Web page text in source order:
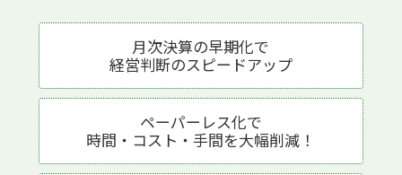
月次決算の早期化で
経営判断のスピードアップ
ペーパーレス化で
時間・コスト・手間を大幅削減！